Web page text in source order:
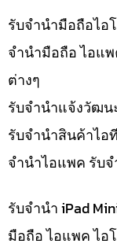
รับจำนำมือถือไอ
จำนำมือถือ ไอแ
ต่างๆ
รับจํานําแจ้งวัฒน
รับจำนำสินค้าไอ
จำนำไอแพค รับ
รับจำนำ iPad
มือถือ ไอแพค ไอ